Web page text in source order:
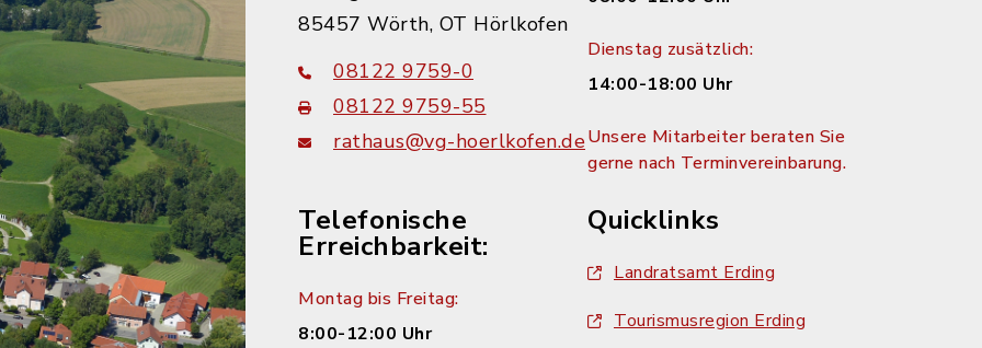
85457 Wörth, OT Hörlkofen
08122 9759-0
08122 9759-55
rathaus@vg-hoerlkofen.de
Dienstag zusätzlich:
14:00-18:00 Uhr
Unsere Mitarbeiter beraten Sie
gerne nach Terminvereinbarung.
Telefonische
Erreichbarkeit:
Montag bis Freitag:
8:00-12:00 Uhr
Quicklinks
Landratsamt Erding
Tourismusregion Erding